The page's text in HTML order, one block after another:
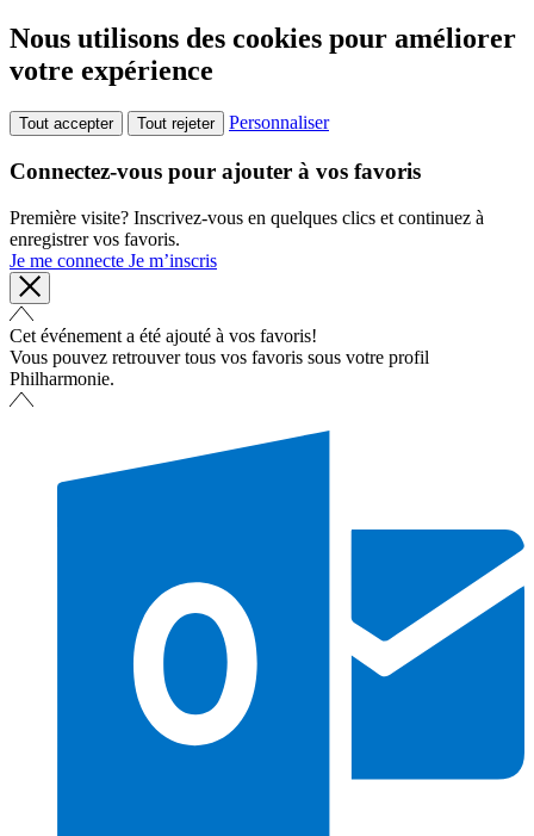
Nous utilisons des cookies pour améliorer
votre expérience
Tout accepter Tout rejeter Personnaliser
Connectez-vous pour ajouter à vos favoris
Première visite? Inscrivez-vous en quelques clics et continuez à
enregistrer vos favoris.
Je me connecte Je m’inscris
Cet événement a été ajouté à vos favoris!
Vous pouvez retrouver tous vos favoris sous votre profil
Philharmonie.